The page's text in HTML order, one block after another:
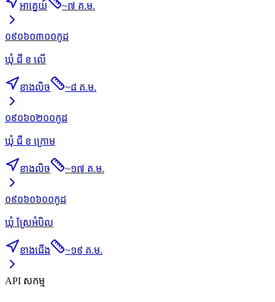
អាគ្នេយ៍ ~៧ គ.ម.
០៩០៦០៣០០កូដ
ឃុំ ជី ខ លើ
ខាងលិច ~៨ គ.ម.
០៩០៦០២០០កូដ
ឃុំ ជី ខ ក្រោម
ខាងលិច ~១៧ គ.ម.
០៩០៦០៦០០កូដ
ឃុំ ស្រែអំបិល
ខាងជើង ~១៩ គ.ម.
API សកម្ម